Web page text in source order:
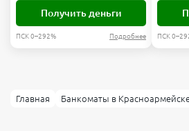
Получить деньги
ПСК 0–292% Подробнее ПСК
Главная Банкоматы в